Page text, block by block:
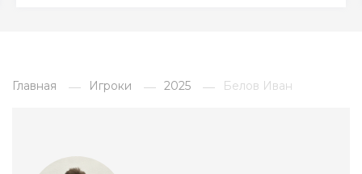
Главная Игроки 2025 Белов Иван